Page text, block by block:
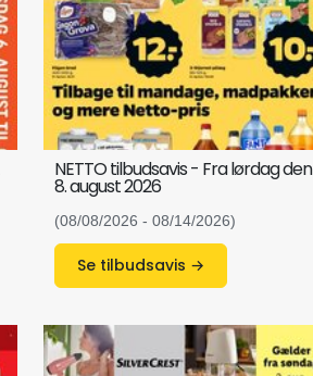
NETTO tilbudsavis - Fra lørdag den
8. august 2026
(08/08/2026 - 08/14/2026)
Se tilbudsavis →